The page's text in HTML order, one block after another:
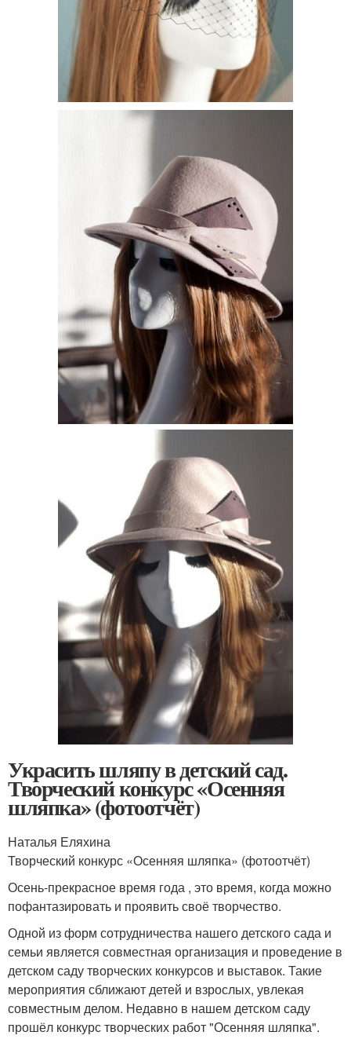
Украсить шляпу в детский сад.
Творческий конкурс «Осенняя
шляпка» (фотоотчёт)
Наталья Еляхина
Творческий конкурс «Осенняя шляпка» (фотоотчёт)
Осень-прекрасное время года , это время, когда можно
пофантазировать и проявить своё творчество.
Одной из форм сотрудничества нашего детского сада и
семьи является совместная организация и проведение в
детском саду творческих конкурсов и выставок. Такие
мероприятия сближают детей и взрослых, увлекая
совместным делом. Недавно в нашем детском саду
прошёл конкурс творческих работ "Осенняя шляпка".